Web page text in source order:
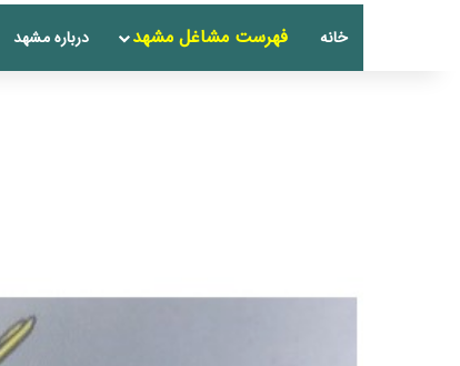
خانه فهرست مشاغل مشهد درباره مشهد